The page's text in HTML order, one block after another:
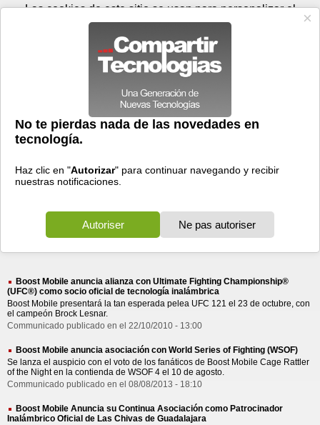
Prensa Videos
> boost mobile
boost mobile
136 resultados Ordenar por fecha-Ordenar por pertinencia
Boost Mobile anuncia alianza con Ultimate Fighting Championship®
(UFC®) como socio oficial de tecnología inalámbrica
Boost Mobile presentará la tan esperada pelea UFC 121 el 23 de octubre, con
el campeón Brock Lesnar.
Communicado publicado en el 22/10/2010 - 13:00
Boost Mobile anuncia asociación con World Series of Fighting (WSOF)
Se lanza el auspicio con el voto de los fanáticos de Boost Mobile Cage Rattler
of the Night en la contienda de WSOF 4 el 10 de agosto.
Communicado publicado en el 08/08/2013 - 18:10
Boost Mobile Anuncia su Continua Asociación como Patrocinador
Inalámbrico Oficial de Las Chivas de Guadalajara
Jueves 06 de agosto - 10:30 Registrar Conectar
Las cookies de este sitio se usan para personalizar el
contenido y los anuncios, para ofrecer funciones de medios
sociales y para analizar el tráfico. Además, compartimos
información sobre el uso que haga del sitio web con nuestros
partners de medios sociales, de publicidad y de análisis
web.
OK